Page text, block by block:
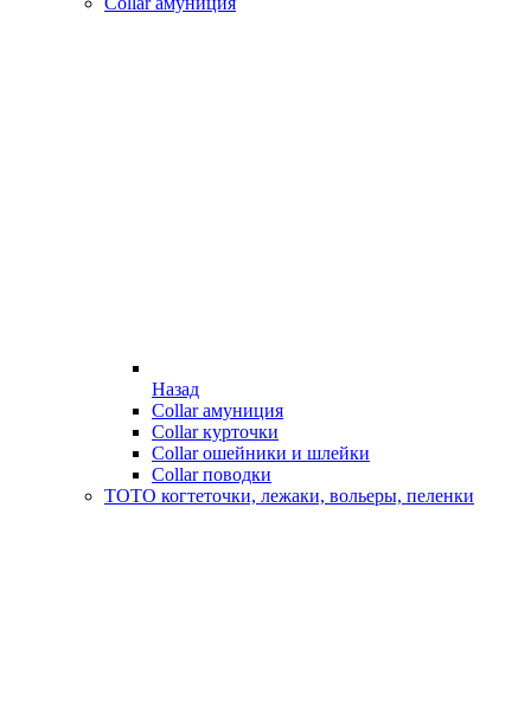
Назад
Collar амуниция
Collar курточки
Collar ошейники и шлейки
Collar поводки
ТОТО когтеточки, лежаки, вольеры, пеленки